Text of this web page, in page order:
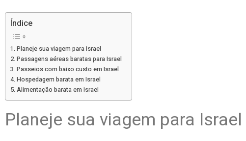
Índice
Planeje sua viagem para Israel
Passagens aéreas baratas para Israel
Passeios com baixo custo em Israel
Hospedagem barata em Israel
Alimentação barata em Israel
Planeje sua viagem para Israel